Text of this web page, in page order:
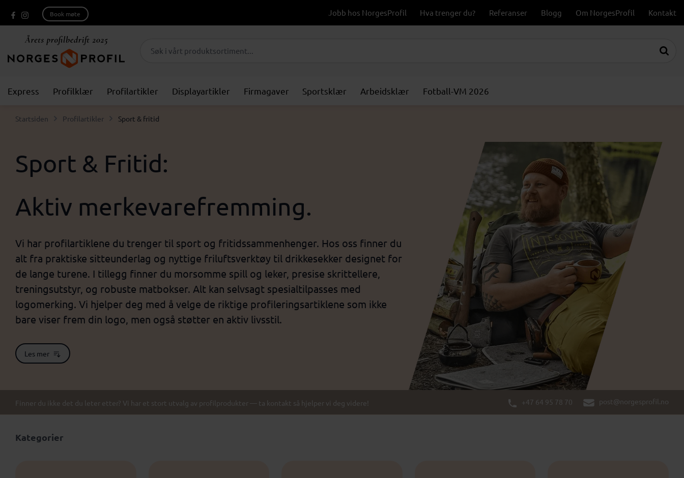
Book møte Jobb hos NorgesProfil Hva trenger du? Referanser Blogg Om NorgesProfil Kontakt
Express Profilklær Profilartikler Displayartikler Firmagaver Sportsklær Arbeidsklær Fotball-VM 2026
Startsiden Profilartikler Sport & fritid
Sport & Fritid:
Aktiv merkevarefremming.
Vi har profilartiklene du trenger til sport og fritidssammenhenger. Hos oss finner du
alt fra praktiske sitteunderlag og nyttige friluftsverktøy til drikkesekker designet for
de lange turene. I tillegg finner du morsomme spill og leker, presise skrittellere,
treningsutstyr, og robuste matbokser. Alt kan selvsagt spesialtilpasses med
logomerking. Vi hjelper deg med å velge de riktige profileringsartiklene som ikke
bare viser frem din logo, men også støtter en aktiv livsstil.
Les mer
Finner du ikke det du leter etter? Vi har et stort utvalg av profilprodukter — ta kontakt så hjelper vi deg videre! +47 64 95 78 70 post@norgesprofil.no
Kategorier